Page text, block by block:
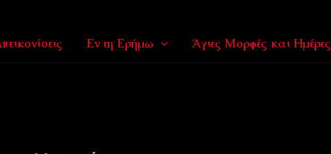
Εν τη Ερήμω Άγιες Μορφές και Ημέρες